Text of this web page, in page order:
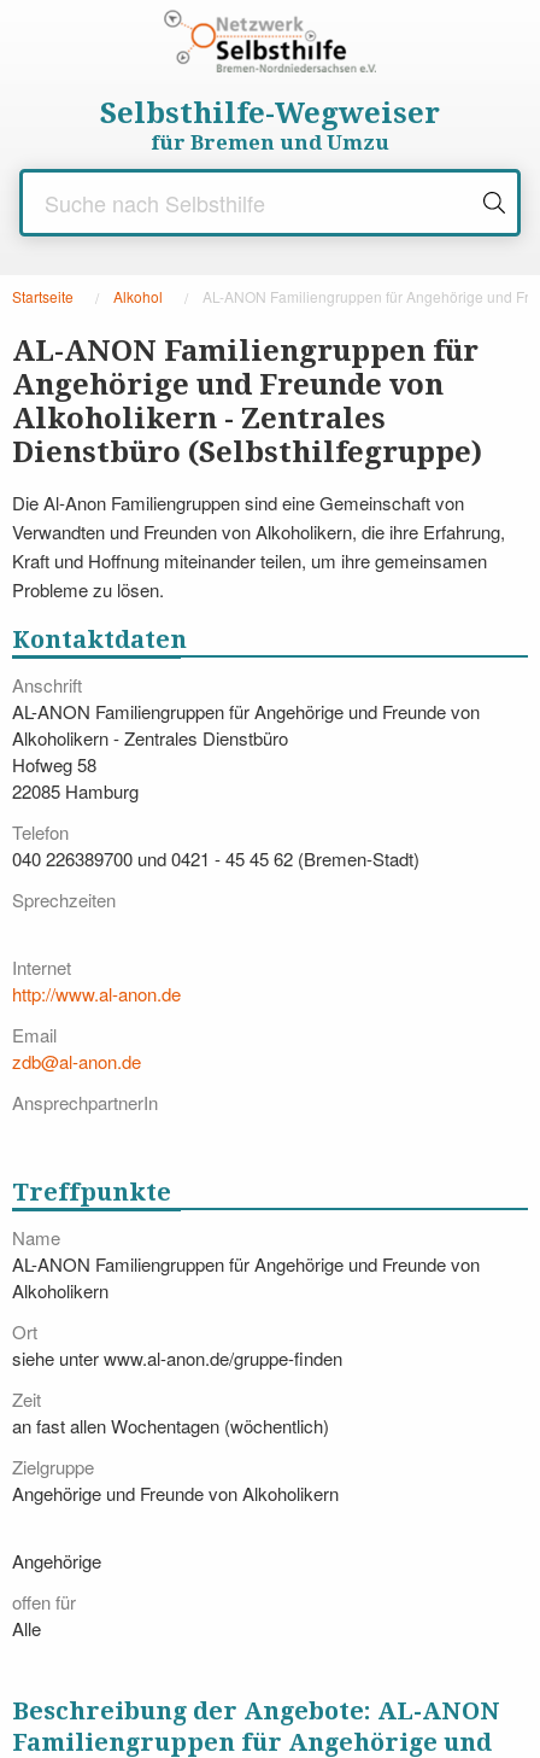
Selbsthilfe-Wegweiser
für Bremen und Umzu
Startseite Alkohol Aktuelle Seite:
AL-ANON Familiengruppen für Angehörige und
AL-ANON Familiengruppen für
Angehörige und Freunde von
Alkoholikern - Zentrales
Dienstbüro (Selbsthilfegruppe)
Die Al-Anon Familiengruppen sind eine Gemeinschaft von
Verwandten und Freunden von Alkoholikern, die ihre Erfahrung,
Kraft und Hoffnung miteinander teilen, um ihre gemeinsamen
Probleme zu lösen.
Kontaktdaten
Anschrift
AL-ANON Familiengruppen für Angehörige und Freunde von
Alkoholikern - Zentrales Dienstbüro
Hofweg 58
22085 Hamburg
Telefon
040 226389700 und 0421 - 45 45 62 (Bremen-Stadt)
Sprechzeiten
Internet
http://www.al-anon.de
Email
zdb@al-anon.de
AnsprechpartnerIn
Treffpunkte
Name
AL-ANON Familiengruppen für Angehörige und Freunde von
Alkoholikern
Ort
siehe unter www.al-anon.de/gruppe-finden
Zeit
an fast allen Wochentagen (wöchentlich)
Zielgruppe
Angehörige und Freunde von Alkoholikern
Angehörige
offen für
Alle
Beschreibung der Angebote: AL-ANON
Familiengruppen für Angehörige und